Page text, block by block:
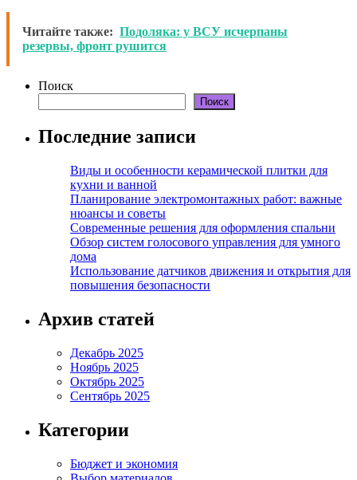
Читайте также: Подоляка: у ВСУ исчерпаны
резервы, фронт рушится
Поиск
Поиск
Последние записи
Виды и особенности керамической плитки для
кухни и ванной
Планирование электромонтажных работ: важные
нюансы и советы
Современные решения для оформления спальни
Обзор систем голосового управления для умного
дома
Использование датчиков движения и открытия для
повышения безопасности
Архив статей
Декабрь 2025
Ноябрь 2025
Октябрь 2025
Сентябрь 2025
Категории
Бюджет и экономия